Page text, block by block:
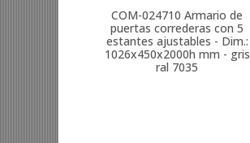
COM-024710 Armario de
puertas correderas con 5
estantes ajustables - Dim.:
1026x450x2000h mm - gris
ral 7035